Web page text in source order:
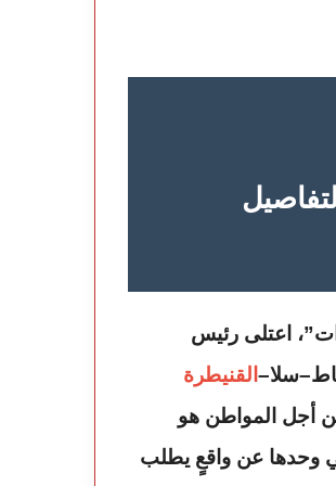
القنيطرة
أجل المواطن هو
وحدها عن واقعٍ يطلب